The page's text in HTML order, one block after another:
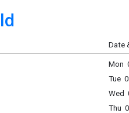
Date
Mon
Tue
Wed
Thu